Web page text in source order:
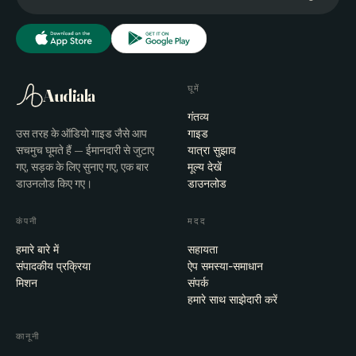
Audiala
उस तरह के ऑडियो गाइड जैसे आप
सचमुच घूमते हैं — ईमानदारी से जुटाए
गए, सड़क के लिए सुनाए गए, एक बार
डाउनलोड किए गए।
घूमें
गंतव्य
गाइड
यात्रा सुझाव
मूल्य देखें
डाउनलोड
कंपनी
हमारे बारे में
संपादकीय प्रक्रिया
मिशन
मदद
सहायता
ऐप समस्या-समाधान
संपर्क
हमारे साथ साझेदारी करें
कानूनी